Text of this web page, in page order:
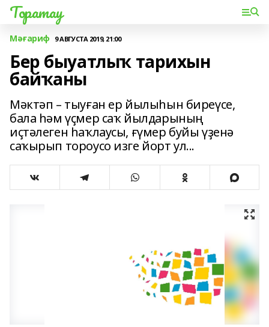
Торатау
Мәғариф 9 АВГУСТА 2019, 21:00
Бер быуатлыҡ тарихын
байҡаны
Мәктәп – тыуған ер йылыһын биреүсе,
бала һәм үҫмер саҡ йылдарының
иҫтәлеген һаҡлаусы, ғүмер буйы үҙенә
саҡырып тороусо изге йорт ул...